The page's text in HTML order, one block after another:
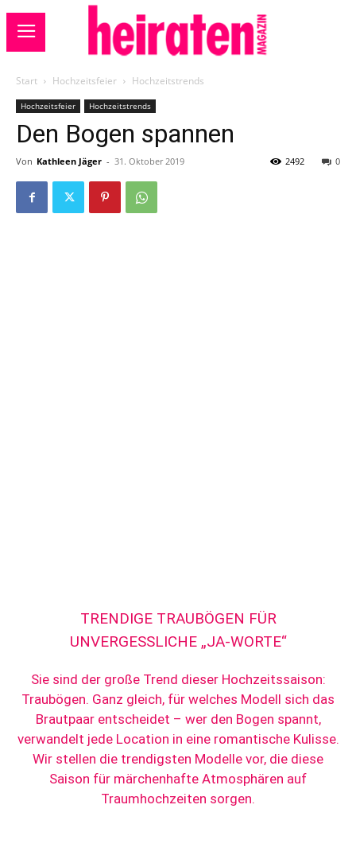
Start Hochzeitsfeier Hochzeitstrends
Hochzeitsfeier Hochzeitstrends
Den Bogen spannen
Von Kathleen Jäger - 31. Oktober 2019 0
2492
TRENDIGE TRAUBÖGEN FÜR
UNVERGESSLICHE „JA-WORTE“
Sie sind der große Trend dieser Hochzeitssaison:
Traubögen. Ganz gleich, für welches Modell sich das
Brautpaar entscheidet – wer den Bogen spannt,
verwandelt jede Location in eine romantische Kulisse.
Wir stellen die trendigsten Modelle vor, die diese
Saison für märchenhafte Atmosphären auf
Traumhochzeiten sorgen.